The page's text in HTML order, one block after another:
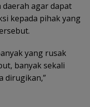
agar dapat
kepada pihak yang
yang rusak
banyak sekali
dirugikan,”